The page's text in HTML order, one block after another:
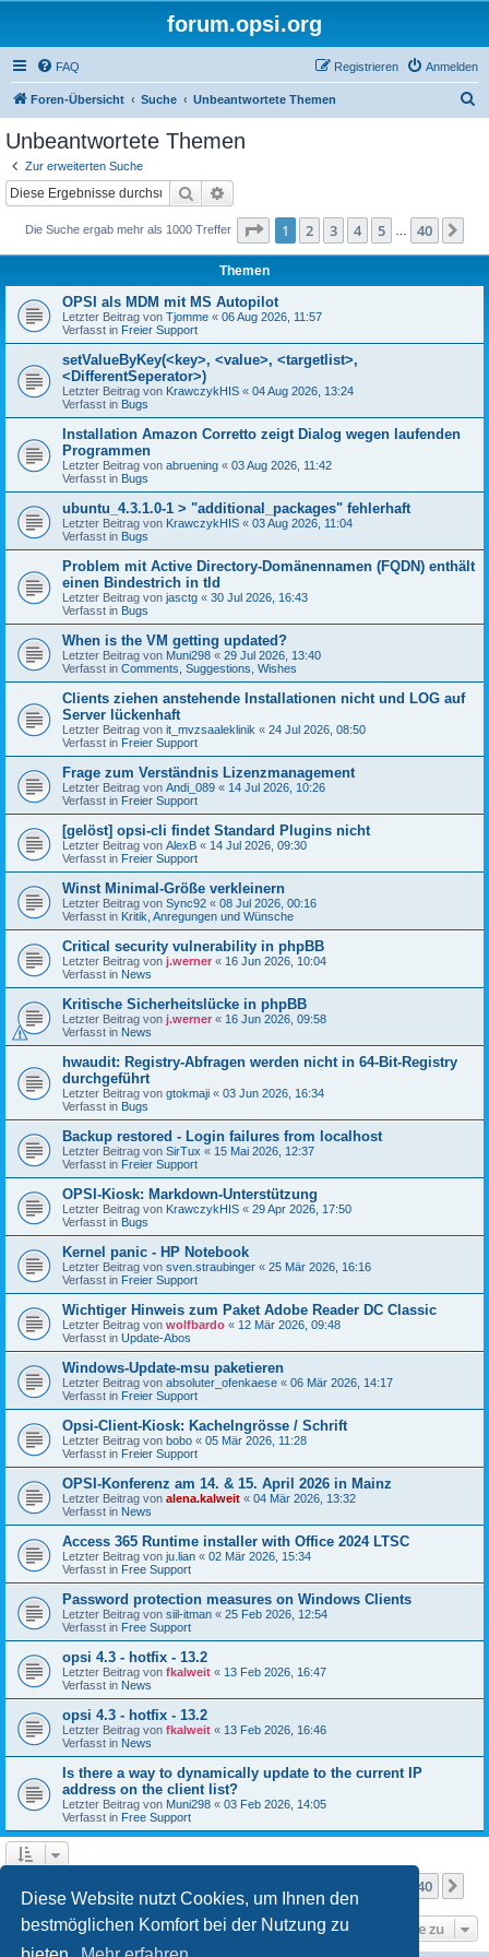
Diese Website nutzt Cookies, um Ihnen den
bestmöglichen Komfort bei der Nutzung zu
forum.opsi.org
FAQ Anmelden
Registrieren
Foren-Übersicht Suche Unbeantwortete Themen
Unbeantwortete Themen
Zur erweiterten Suche
Suche
Die Suche ergab mehr als 1000 Treffer Seite 1von 40
1 2 3 4 5 40
Themen
OPSI als MDM mit MS Autopilot
Letzter Beitrag von Tjomme « 06 Aug 2026, 11:57
Verfasst in Freier Support
setValueByKey(<key>, <value>, <targetlist>,
<DifferentSeperator>)
Letzter Beitrag von KrawczykHIS « 04 Aug 2026, 13:24
Verfasst in Bugs
Installation Amazon Corretto zeigt Dialog wegen laufenden
Programmen
Letzter Beitrag von abruening « 03 Aug 2026, 11:42
Verfasst in Bugs
ubuntu_4.3.1.0-1 > "additional_packages" fehlerhaft
Letzter Beitrag von KrawczykHIS « 03 Aug 2026, 11:04
Verfasst in Bugs
Problem mit Active Directory-Domänennamen (FQDN) enthält
einen Bindestrich in tld
Letzter Beitrag von jasctg « 30 Jul 2026, 16:43
Verfasst in Bugs
When is the VM getting updated?
Letzter Beitrag von Muni298 « 29 Jul 2026, 13:40
Verfasst in Comments, Suggestions, Wishes
Clients ziehen anstehende Installationen nicht und LOG auf
Server lückenhaft
Letzter Beitrag von it_mvzsaaleklinik « 24 Jul 2026, 08:50
Verfasst in Freier Support
Frage zum Verständnis Lizenzmanagement
Letzter Beitrag von Andi_089 « 14 Jul 2026, 10:26
Verfasst in Freier Support
[gelöst] opsi-cli findet Standard Plugins nicht
Letzter Beitrag von AlexB « 14 Jul 2026, 09:30
Verfasst in Freier Support
Winst Minimal-Größe verkleinern
Letzter Beitrag von Sync92 « 08 Jul 2026, 00:16
Verfasst in Kritik, Anregungen und Wünsche
Critical security vulnerability in phpBB
Letzter Beitrag von j.werner « 16 Jun 2026, 10:04
Verfasst in News
Kritische Sicherheitslücke in phpBB
Letzter Beitrag von j.werner « 16 Jun 2026, 09:58
Verfasst in News
hwaudit: Registry-Abfragen werden nicht in 64-Bit-Registry
durchgeführt
Letzter Beitrag von gtokmaji « 03 Jun 2026, 16:34
Verfasst in Bugs
Backup restored - Login failures from localhost
Letzter Beitrag von SirTux « 15 Mai 2026, 12:37
Verfasst in Freier Support
OPSI-Kiosk: Markdown-Unterstützung
Letzter Beitrag von KrawczykHIS « 29 Apr 2026, 17:50
Verfasst in Bugs
Kernel panic - HP Notebook
Letzter Beitrag von sven.straubinger « 25 Mär 2026, 16:16
Verfasst in Freier Support
Wichtiger Hinweis zum Paket Adobe Reader DC Classic
Letzter Beitrag von wolfbardo « 12 Mär 2026, 09:48
Verfasst in Update-Abos
Windows-Update-msu paketieren
Letzter Beitrag von absoluter_ofenkaese « 06 Mär 2026, 14:17
Verfasst in Freier Support
Opsi-Client-Kiosk: Kachelngrösse / Schrift
Letzter Beitrag von bobo « 05 Mär 2026, 11:28
Verfasst in Freier Support
OPSI-Konferenz am 14. & 15. April 2026 in Mainz
Letzter Beitrag von alena.kalweit « 04 Mär 2026, 13:32
Verfasst in News
Access 365 Runtime installer with Office 2024 LTSC
Letzter Beitrag von ju.lian « 02 Mär 2026, 15:34
Verfasst in Free Support
Password protection measures on Windows Clients
Letzter Beitrag von siil-itman « 25 Feb 2026, 12:54
Verfasst in Free Support
opsi 4.3 - hotfix - 13.2
Letzter Beitrag von fkalweit « 13 Feb 2026, 16:47
Verfasst in News
opsi 4.3 - hotfix - 13.2
Letzter Beitrag von fkalweit « 13 Feb 2026, 16:46
Verfasst in News
Is there a way to dynamically update to the current IP
address on the client list?
Letzter Beitrag von Muni298 « 03 Feb 2026, 14:05
Verfasst in Free Support
40
Gehe zu